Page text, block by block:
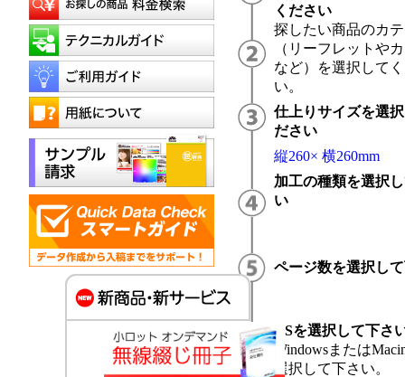
ください
探したい商品のカ
（リーフレットや
など）を選択して
い。
仕上りサイズを選
ださい
縦260× 横260mm
加工の種類を選択
い
ページ数を選択し
OSを選択して下さ
Windowsまたは
選択して下さい。